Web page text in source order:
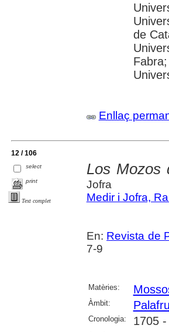
de
Enllaç
12 / 106
select
print
Text complet
Los Mozos
Jofra
Medir i Jofra,
En: Revista de
7-9
Matèries:
Àmbit:
Cronologia: 1705